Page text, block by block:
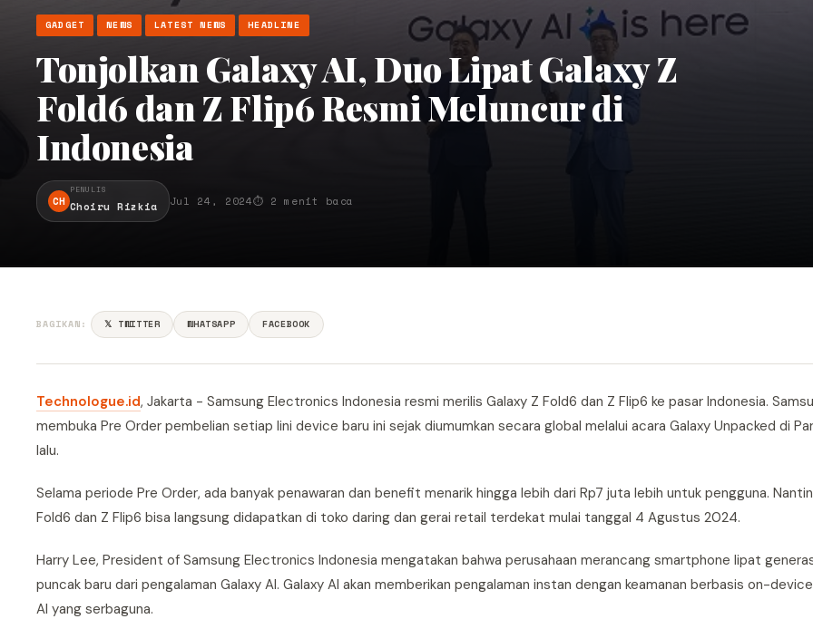
GADGET NEWS LATEST NEWS HEADLINE
Tonjolkan Galaxy AI, Duo Lipat Galaxy Z
Fold6 dan Z Flip6 Resmi Meluncur di
Indonesia
CH
PENULIS
Choiru Rizkia Jul 24, 2024⏱ 2 menit baca
BAGIKAN: 𝕏 TWITTER WHATSAPP FACEBOOK
Technologue.id, Jakarta - Samsung Electronics Indonesia resmi merilis Galaxy Z Fold6 dan Z Flip6 ke pasar Indonesia.
membuka Pre Order pembelian setiap lini device baru ini sejak diumumkan secara global melalui acara Galaxy Unpacked di
lalu.
Selama periode Pre Order, ada banyak penawaran dan benefit menarik hingga lebih dari Rp7 juta lebih untuk pengguna.
Fold6 dan Z Flip6 bisa langsung didapatkan di toko daring dan gerai retail terdekat mulai tanggal 4 Agustus 2024.
Harry Lee, President of Samsung Electronics Indonesia mengatakan bahwa perusahaan merancang smartphone lipat
puncak baru dari pengalaman Galaxy AI. Galaxy AI akan memberikan pengalaman instan dengan keamanan berbasis on-
AI yang serbaguna.